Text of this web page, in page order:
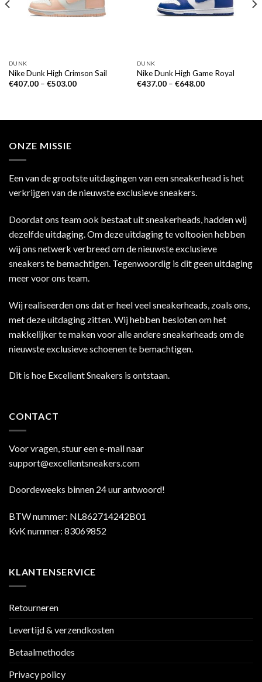
DUNK
Nike Dunk High Crimson Sail
€407.00– €503.00
DUNK
Nike Dunk High Game Royal
€437.00– €648.00
ONZE MISSIE
Een van de grootste uitdagingen van een sneakerhead is het
verkrijgen van de nieuwste exclusieve sneakers.
Doordat ons team ook bestaat uit sneakerheads, hadden wij
dezelfde uitdaging. Om deze uitdaging te voltooien hebben
wij ons netwerk verbreed om de nieuwste exclusieve
sneakers te bemachtigen. Tegenwoordig is dit geen uitdaging
meer voor ons team.
Wij realiseerden ons dat er heel veel sneakerheads, zoals ons,
met deze uitdaging zitten. Wij hebben besloten om het
makkelijker te maken voor alle andere sneakerheads om de
nieuwste exclusieve schoenen te bemachtigen.
Dit is hoe Excellent Sneakers is ontstaan.
CONTACT
Voor vragen, stuur een e-mail naar
support@excellentsneakers.com
Doordeweeks binnen 24 uur antwoord!
BTW nummer: NL862714242B01
KvK nummer: 83069852
KLANTENSERVICE
Retourneren
Levertijd & verzendkosten
Betaalmethodes
Privacy policy